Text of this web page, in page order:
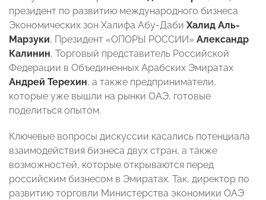
президент по развитию международного бизнеса
Экономических зон Халифа Абу-Даби Халид Аль-
Марзуки, Президент «ОПОРЫ РОССИИ» Александр
Калинин, Торговый представитель Российской
Федерации в Объединенных Арабских Эмиратах
Андрей Терехин, а также предприниматели,
которые уже вышли на рынки ОАЭ, готовые
поделиться опытом.
Ключевые вопросы дискуссии касались потенциала
взаимодействия бизнеса двух стран, а также
возможностей, которые открываются перед
российским бизнесом в Эмиратах. Так, директор по
развитию торговли Министерства экономики ОАЭ